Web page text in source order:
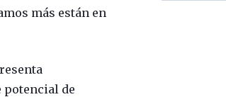
más están en
potencial de